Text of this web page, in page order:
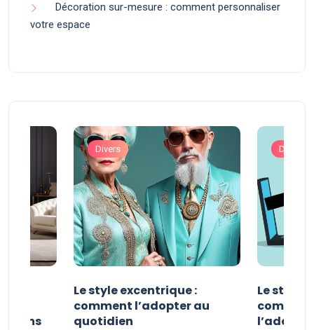
Décoration sur-mesure : comment personnaliser
votre espace
dans
Divers
Le style excentrique :
comment l’adopter au
quotidien
Divers
Le style